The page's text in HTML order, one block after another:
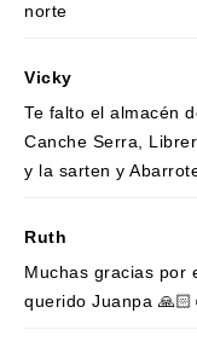
norte
Vicky
Te falto el almacén
Canche Serra,
y la sarten y
Ruth
Muchas gracias por
querido Juanpa